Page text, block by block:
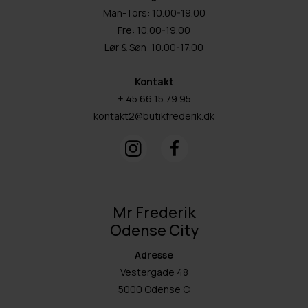
Man-Tors: 10.00-19.00
Fre: 10.00-19.00
Lør & Søn: 10.00-17.00
Kontakt
+ 45 66 15 79 95
kontakt2@butikfrederik.dk
Mr Frederik
Odense City
Adresse
Vestergade 48
5000 Odense C